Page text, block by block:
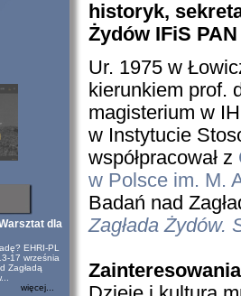
dla
EHRI-PL
17 września
Zagładą
więcej...
historyk,
Żydów IFiS PAN
Ur. 1975 w
kierunkiem prof.
magisterium w
w Instytucie
współpracował z
w Polsce im. M.
Badań nad
Zagłada Żydów.